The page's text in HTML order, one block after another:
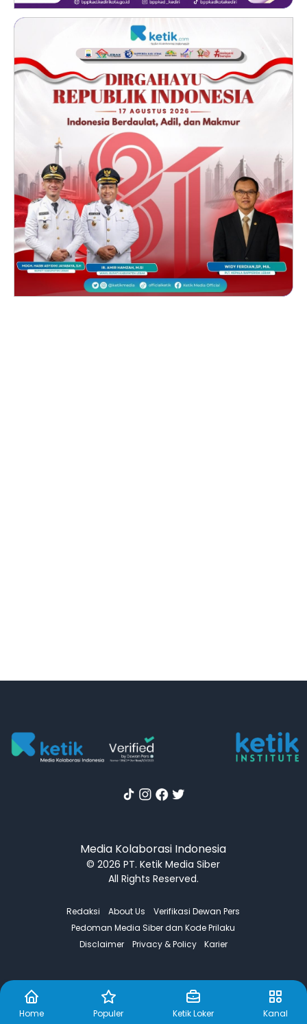
Home Populer Ketik Loker Kanal
Media Kolaborasi Indonesia
© 2026 PT. Ketik Media Siber
All Rights Reserved.
Redaksi About Us
Verifikasi Dewan Pers
Pedoman Media Siber dan Kode Prilaku
Disclaimer
Privacy & Policy Karier